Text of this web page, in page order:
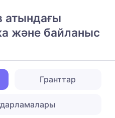
атындағы
және байланыс
Гранттар